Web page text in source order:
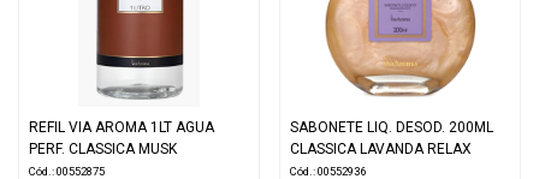
REFIL VIA AROMA 1LT AGUA
PERF. CLASSICA MUSK
Cód.: 00552875
SABONETE LIQ. DESOD. 200ML
CLASSICA LAVANDA RELAX
Cód.: 00552936